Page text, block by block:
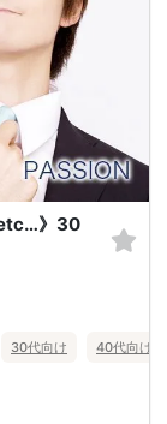
》30
30代向け 40代向け